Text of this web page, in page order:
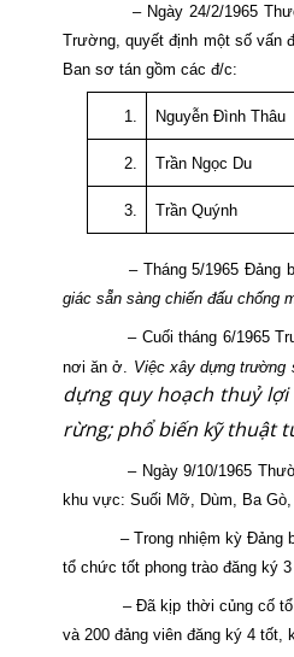
– Ngày 24/2/1965
Trường, quyết định một số vấn
Ban sơ tán gồm các đ/c:
1. Nguyễn Đình Thâu
2. Trần Ngọc Du
3. Trần Quýnh
– Tháng 5/1965 Đảng
giác sẵn sàng chiến đấu chống
– Cuối tháng 6/1965
nơi ăn ở. Việc xây dựng trường
dựng quy hoạch thuỷ lợi
rừng; phổ biến kỹ thuật
– Ngày 9/10/1965
khu vực: Suối Mỡ, Dùm, Ba
– Trong nhiệm kỳ Đảng
tổ chức tốt phong trào đăng ký
– Đã kịp thời củng cố
và 200 đảng viên đăng ký 4 tốt,